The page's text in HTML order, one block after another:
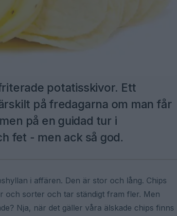
potatisskivor. Ett
på fredagarna om man får
på en guidad tur i
fet - men ack så god.
i affären. Den är stor och lång. Chips
och sorter och tar ständigt fram fler. Men
Nja, när det gäller våra älskade chips finns